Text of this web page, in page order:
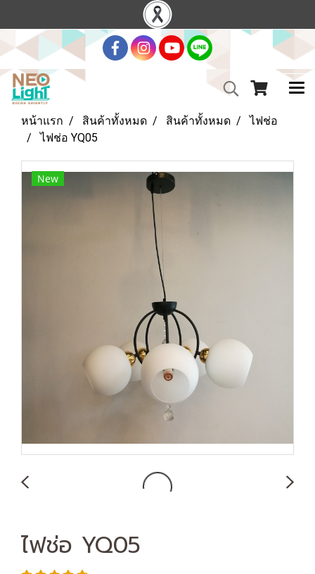
หน้าแรก สินค้าทั้งหมด สินค้าทั้งหมด
ไฟช่อ
ไฟช่อ YQ05
New
ไฟช่อ YQ05